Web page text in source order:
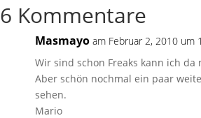
6 Kommentare
Masmayo am Februar 2, 2010 um
Wir sind schon Freaks kann ich da
Aber schön nochmal ein paar
sehen.
Mario